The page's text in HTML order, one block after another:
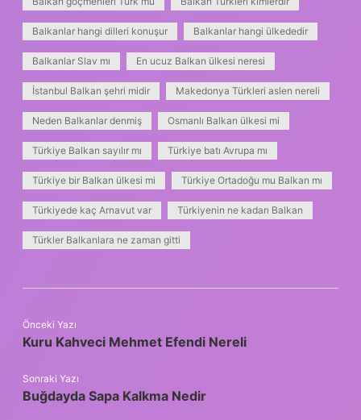
Balkanlar hangi dilleri konuşur Balkanlar hangi ülkededir
Balkanlar Slav mı En ucuz Balkan ülkesi neresi
İstanbul Balkan şehri midir Makedonya Türkleri aslen nereli
Neden Balkanlar denmiş Osmanlı Balkan ülkesi mi
Türkiye Balkan sayılır mı Türkiye batı Avrupa mı
Türkiye bir Balkan ülkesi mi Türkiye Ortadoğu mu Balkan mı
Türkiyede kaç Arnavut var Türkiyenin ne kadarı Balkan
Türkler Balkanlara ne zaman gitti
Önceki Yazı
Kuru Kahveci Mehmet Efendi Nereli
Sonraki Yazı
Buğdayda Sapa Kalkma Nedir